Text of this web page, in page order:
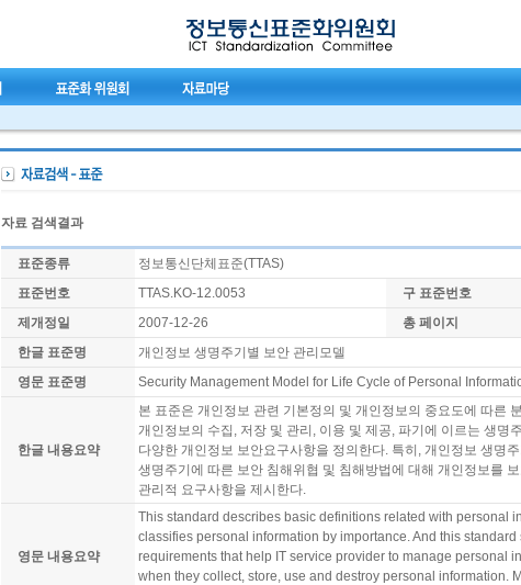
자료 검색결과
표준종류
정보통신단체표준(TTAS)
표준번호
TTAS.KO-12.0053
구 표준번호
제개정일
2007-12-26 총 페이지
한글 표준명
개인정보 생명주기별 보안 관리모델
영문 표준명
Security Management Model for Life Cycle of Personal
한글 내용요약
본 표준은 개인정보 관련 기본정의 및 개인정보의 중요도에 따른
개인정보의 수집, 저장 및 관리, 이용 및 제공, 파기에 이르는 생명
다양한 개인정보 보안요구사항을 정의한다. 특히, 개인정보 생명
생명주기에 따른 보안 침해위협 및 침해방법에 대해 개인정보를
관리적 요구사항을 제시한다.
영문 내용요약
This standard describes basic definitions related with personal
classifies personal information by importance. And this standard
requirements that help IT service provider to manage personal
when they collect, store, use and destroy personal information.